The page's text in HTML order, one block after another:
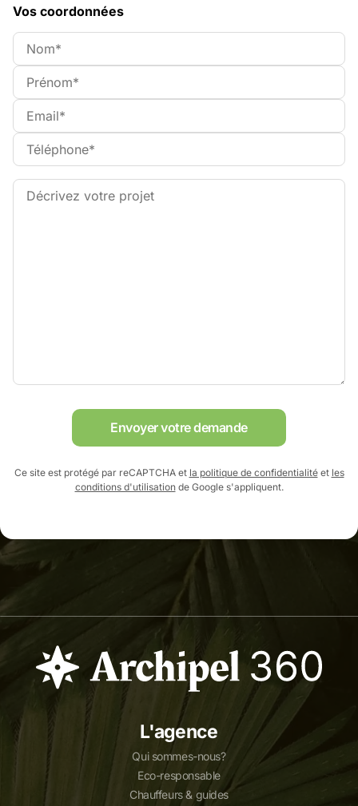
Vos coordonnées
Envoyer votre demande
Ce site est protégé par reCAPTCHA et la politique de confidentialitéet les
conditions d'utilisationde Google s'appliquent.
L'agence
Qui sommes-nous?
Eco-responsable
Chauffeurs & guides